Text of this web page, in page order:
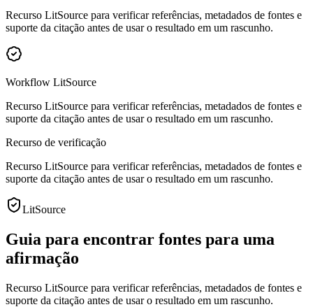
Recurso LitSource para verificar referências, metadados de fontes e
suporte da citação antes de usar o resultado em um rascunho.
Workflow LitSource
Recurso LitSource para verificar referências, metadados de fontes e
suporte da citação antes de usar o resultado em um rascunho.
Recurso de verificação
Recurso LitSource para verificar referências, metadados de fontes e
suporte da citação antes de usar o resultado em um rascunho.
LitSource
Guia para encontrar fontes para uma
afirmação
Recurso LitSource para verificar referências, metadados de fontes e
suporte da citação antes de usar o resultado em um rascunho.